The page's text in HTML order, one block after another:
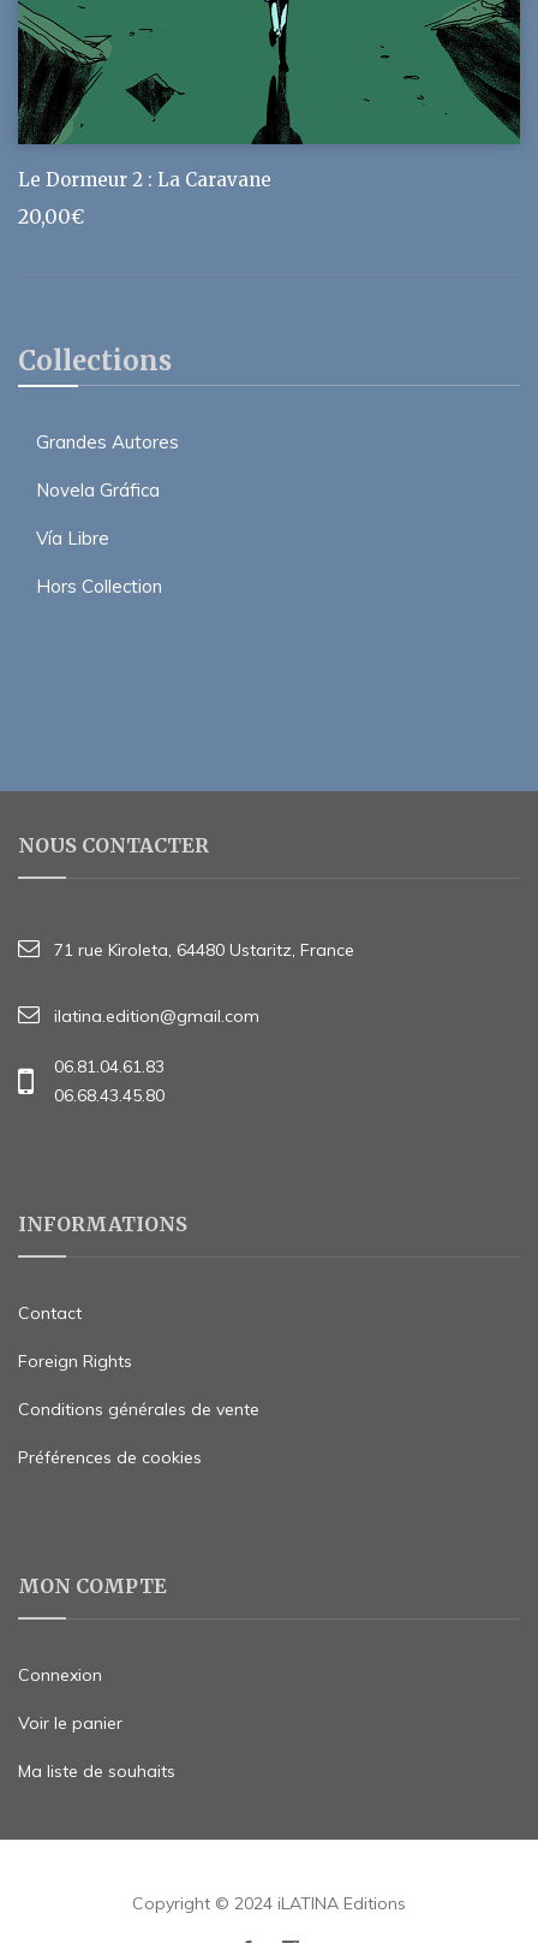
Collections
Grandes Autores
Novela Gráfica
Vía Libre
Hors Collection
Le Dormeur 2 : La Caravane
20,00€
NOUS CONTACTER
71 rue Kiroleta, 64480 Ustaritz, France
ilatina.edition@gmail.com
06.81.04.61.83
06.68.43.45.80
INFORMATIONS
Contact
Foreign Rights
Conditions générales de vente
Préférences de cookies
MON COMPTE
Connexion
Voir le panier
Ma liste de souhaits
Copyright © 2024 iLATINA Editions